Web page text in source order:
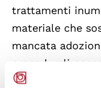
trattamenti
materiale che
mancata
procedurali
violenza